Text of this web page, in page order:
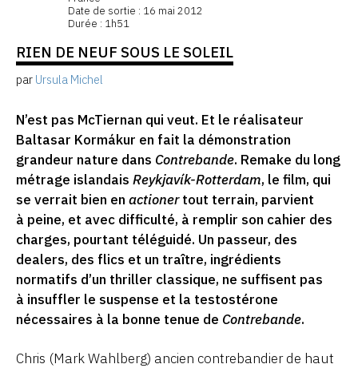
Date de sortie : 16 mai 2012
Durée : 1h51
RIEN DE NEUF SOUS LE SOLEIL
par Ursula Michel
N’est pas McTiernan qui veut. Et le réalisateur
Baltasar Kormákur en fait la démonstration
grandeur nature dans Contrebande. Remake du long
métrage islandais Reykjavík-Rotterdam, le film, qui
se verrait bien en actionertout terrain, parvient
à peine, et avec difficulté, à remplir son cahier des
charges, pourtant téléguidé. Un passeur, des
dealers, des flics et un traître, ingrédients
normatifs d’un thriller classique, ne suffisent pas
à insuffler le suspense et la testostérone
nécessaires à la bonne tenue de Contrebande.
Chris (Mark Wahlberg) ancien contrebandier de haut